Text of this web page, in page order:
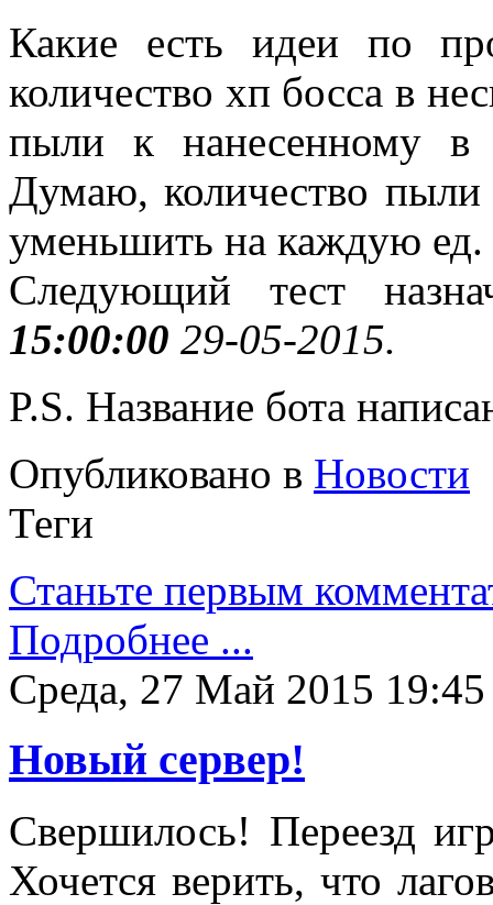
Какие есть идеи по
количество хп босса в
пыли к нанесенному в
Думаю, количество
уменьшить на каждую ед.
Следующий тест
15:00:00 29-05-2015.
P.S. Название бота
Опубликовано в Новости
Теги
Станьте первым
Подробнее ...
Среда, 27 Май 2015 19:45
Новый сервер!
Свершилось! Переезд
Хочется верить, что